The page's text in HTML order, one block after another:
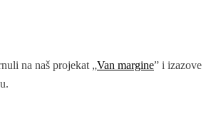
na naš projekat „Van margine” i izazove